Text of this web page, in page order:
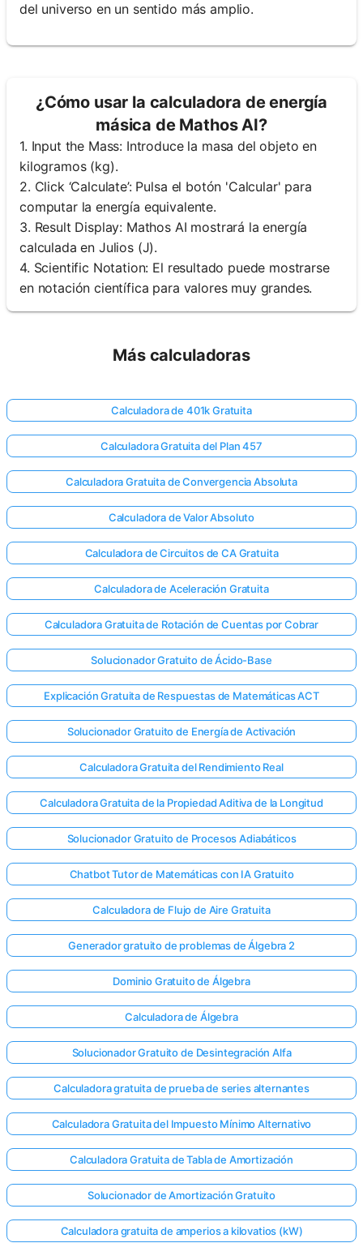
del universo en un sentido más amplio.
¿Cómo usar la calculadora de energía
másica de Mathos AI?
1. Input the Mass: Introduce la masa del objeto en
kilogramos (kg).
2. Click ‘Calculate’: Pulsa el botón 'Calcular' para
computar la energía equivalente.
3. Result Display: Mathos AI mostrará la energía
calculada en Julios (J).
4. Scientific Notation: El resultado puede mostrarse
en notación científica para valores muy grandes.
Más calculadoras
Calculadora de 401k Gratuita
Calculadora Gratuita del Plan 457
Calculadora Gratuita de Convergencia Absoluta
Calculadora de Valor Absoluto
Calculadora de Circuitos de CA Gratuita
Calculadora de Aceleración Gratuita
Calculadora Gratuita de Rotación de Cuentas por Cobrar
Solucionador Gratuito de Ácido-Base
Explicación Gratuita de Respuestas de Matemáticas ACT
Solucionador Gratuito de Energía de Activación
Calculadora Gratuita del Rendimiento Real
Calculadora Gratuita de la Propiedad Aditiva de la Longitud
Solucionador Gratuito de Procesos Adiabáticos
Chatbot Tutor de Matemáticas con IA Gratuito
Calculadora de Flujo de Aire Gratuita
Generador gratuito de problemas de Álgebra 2
Dominio Gratuito de Álgebra
Calculadora de Álgebra
Solucionador Gratuito de Desintegración Alfa
Calculadora gratuita de prueba de series alternantes
Calculadora Gratuita del Impuesto Mínimo Alternativo
Calculadora Gratuita de Tabla de Amortización
Solucionador de Amortización Gratuito
Calculadora gratuita de amperios a kilovatios (kW)